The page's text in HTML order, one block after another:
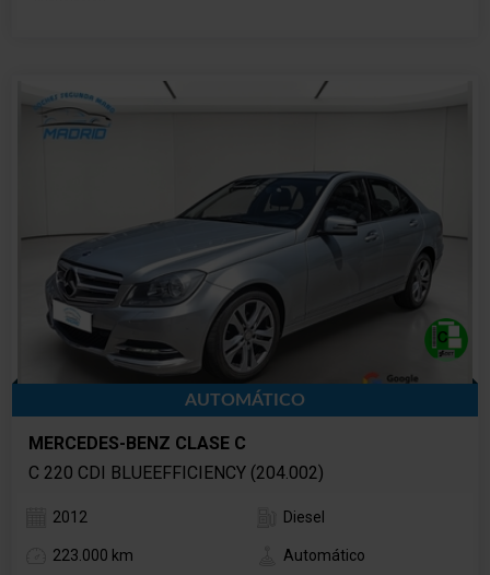
AUTOMÁTICO
MERCEDES-BENZ CLASE C
C 220 CDI BLUEEFFICIENCY (204.002)
2012 Diesel
223.000 km Automático